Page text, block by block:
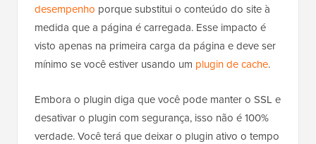
desempenho porque substitui o conteúdo do site à
medida que a página é carregada. Esse impacto é
visto apenas na primeira carga da página e deve ser
mínimo se você estiver usando um plugin de cache.
Embora o plugin diga que você pode manter o SSL e
desativar o plugin com segurança, isso não é 100%
verdade. Você terá que deixar o plugin ativo o tempo